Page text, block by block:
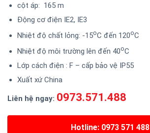
cột áp: 165 m
Động cơ điện IE2, IE3
Nhiệt độ chất lỏng: -15oC đến 120oC
Nhiệt độ môi trường lên đến 40oC
Lớp cách điện : F – cấp bảo vệ IP55
Xuất xứ China
Liên hệ ngay: 0973.571.488
Hotline: 0973 571 488